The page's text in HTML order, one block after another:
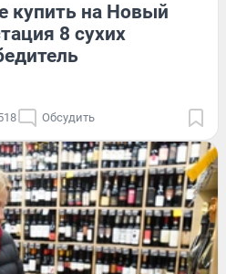
купить на Новый
8 сухих
Обсудить